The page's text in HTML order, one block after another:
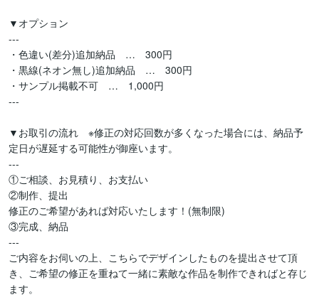
▼オプション
---
・色違い(差分)追加納品　…　300円
・黒線(ネオン無し)追加納品　…　300円
・サンプル掲載不可　…　1,000円
---
▼お取引の流れ　※修正の対応回数が多くなった場合には、納品予
定日が遅延する可能性が御座います。
---
①ご相談、お見積り、お支払い
②制作、提出
修正のご希望があれば対応いたします！(無制限)
③完成、納品
---
ご内容をお伺いの上、こちらでデザインしたものを提出させて頂
き、ご希望の修正を重ねて一緒に素敵な作品を制作できればと存じ
ます。